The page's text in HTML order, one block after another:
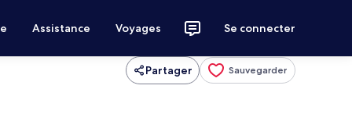
Assistance Voyages Se connecter
Partager Sauvegarder